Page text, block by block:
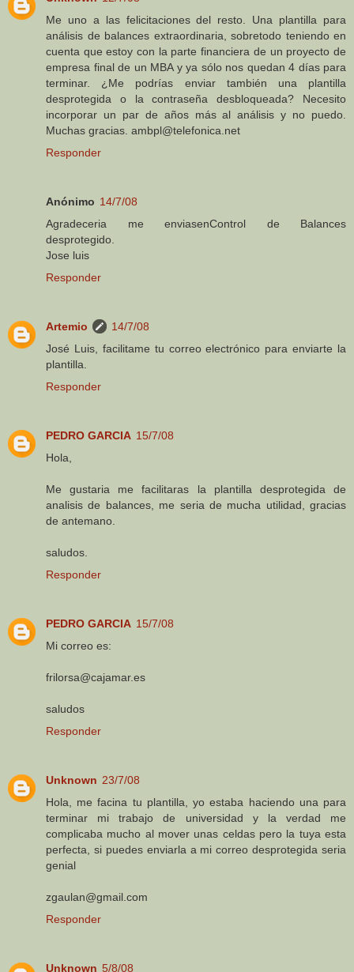
Me uno a las felicitaciones del resto. Una plantilla para
análisis de balances extraordinaria, sobretodo teniendo en
cuenta que estoy con la parte financiera de un proyecto de
empresa final de un MBA y ya sólo nos quedan 4 días para
terminar. ¿Me podrías enviar también una plantilla
desprotegida o la contraseña desbloqueada? Necesito
incorporar un par de años más al análisis y no puedo.
Muchas gracias. ambpl@telefonica.net
Responder
Anónimo 14/7/08
Agradeceria me enviasenControl de Balances
desprotegido.
Jose luis
Responder
Artemio
14/7/08
José Luis, facilitame tu correo electrónico para enviarte la
plantilla.
Responder
PEDRO GARCIA 15/7/08
Hola,
Me gustaria me facilitaras la plantilla desprotegida de
analisis de balances, me seria de mucha utilidad, gracias
de antemano.
saludos.
Responder
PEDRO GARCIA 15/7/08
Mi correo es:
frilorsa@cajamar.es
saludos
Responder
Unknown 23/7/08
Hola, me facina tu plantilla, yo estaba haciendo una para
terminar mi trabajo de universidad y la verdad me
complicaba mucho al mover unas celdas pero la tuya esta
perfecta, si puedes enviarla a mi correo desprotegida seria
genial
zgaulan@gmail.com
Responder
Unknown 5/8/08